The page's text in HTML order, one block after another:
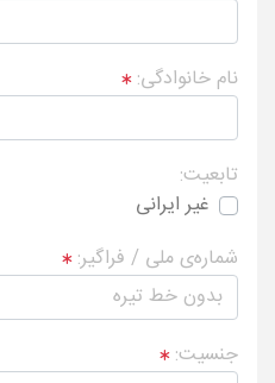
نام خانوادگی:
تابعیت:
غیر ایرانی
شماره‌ی ملی / فراگیر:
جنسیت: